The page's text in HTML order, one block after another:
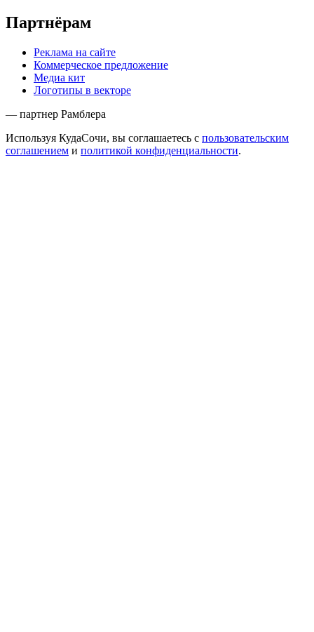
Партнёрам
Реклама на сайте
Коммерческое предложение
Медиа кит
Логотипы в векторе
— партнер Рамблера
Используя КудаСочи, вы соглашаетесь с пользовательским
соглашением и политикой конфиденциальности.